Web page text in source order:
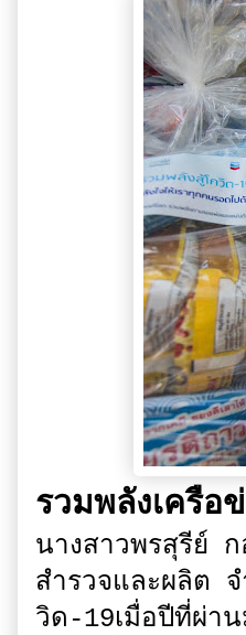
รวมพลังเครือ
นางสาวพรสุรีย์
สำรวจและผลิต
วิด-19เมื่อปีที่ผ่า